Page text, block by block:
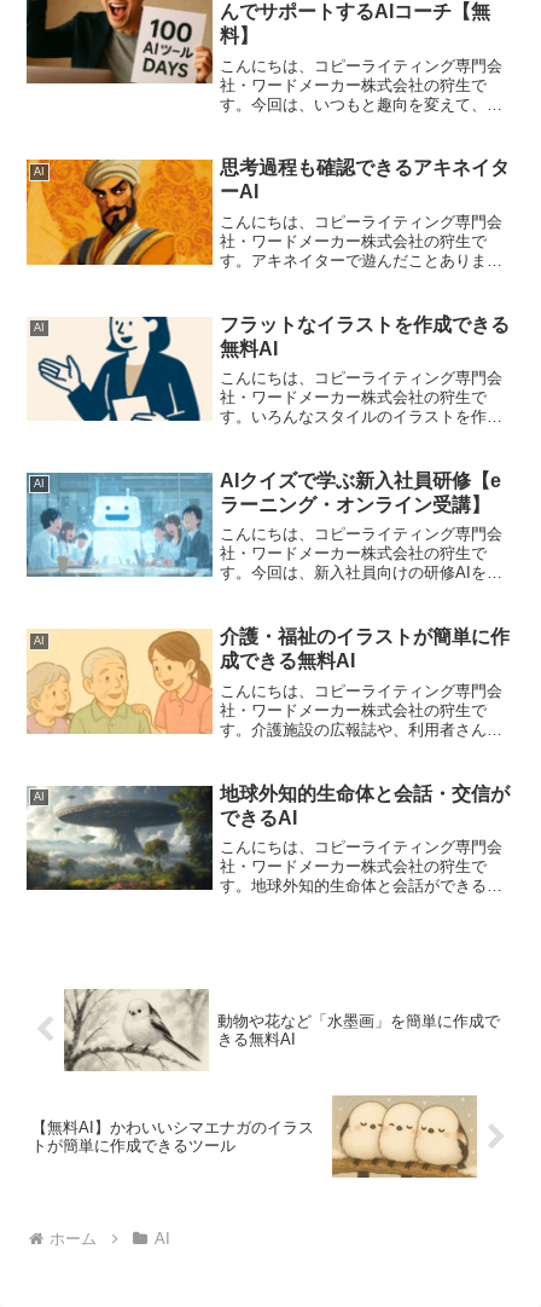
んでサポートするAIコーチ【無
料】
こんにちは、コピーライティング専門会
社・ワードメーカー株式会社の狩生で
す。今回は、いつもと趣向を変えて、
ることってありませんか？たとえば、
2025年の年始の目標を覚え...
AI
思考過程も確認できるアキネイタ
ーAI
こんにちは、コピーライティング専門会
社・ワードメーカー株式会社の狩生で
す。アキネイターで遊んだことあります
と思い、つくってみました。つくった目
的としては、「どういう思考...
AI
フラットなイラストを作成できる
無料AI
こんにちは、コピーライティング専門会
社・ワードメーカー株式会社の狩生で
す。いろんなスタイルのイラストを作成
た。ビジネス用途など、いろんな場面で
使いやすいのがフラットイラ...
AI
AIクイズで学ぶ新入社員研修【e
ラーニング・オンライン受講】
こんにちは、コピーライティング専門会
社・ワードメーカー株式会社の狩生で
す。今回は、新入社員向けの研修AIをつ
マを指定することができます。たとえ
ば、以下のようなテーマです...
AI
介護・福祉のイラストが簡単に作
成できる無料AI
こんにちは、コピーライティング専門会
社・ワードメーカー株式会社の狩生で
す。介護施設の広報誌や、利用者さんへ
か。「いつも同じような無料イラストば
かり使ってしまう」「イメージ...
AI
地球外知的生命体と会話・交信が
できるAI
こんにちは、コピーライティング専門会
社・ワードメーカー株式会社の狩生で
す。地球外知的生命体と会話ができると
動物や花など「水墨画」を簡単に作成で
きる無料AI
【無料AI】かわいいシマエナガのイラス
トが簡単に作成できるツール
ホーム AI